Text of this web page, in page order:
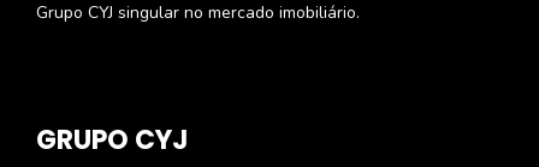
Grupo CYJ singular no mercado imobiliário.
GRUPO CYJ